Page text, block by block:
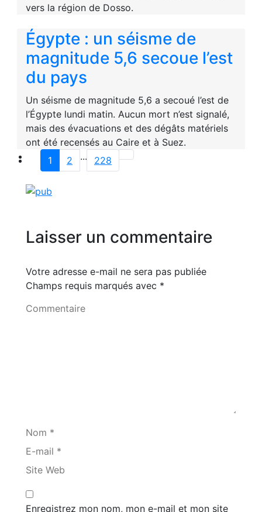
vers la région de Dosso.
Égypte : un séisme de
magnitude 5,6 secoue l’est
du pays
Un séisme de magnitude 5,6 a secoué l’est de
l’Égypte lundi matin. Aucun mort n’est signalé,
mais des évacuations et des dégâts matériels
ont été recensés au Caire et à Suez.
1
2 ... 228
Laisser un commentaire
Votre adresse e-mail ne sera pas publiée
Champs requis marqués avec *
Commentaire
Nom *
E-mail *
Site Web
Enregistrez mon nom, mon e-mail et mon site